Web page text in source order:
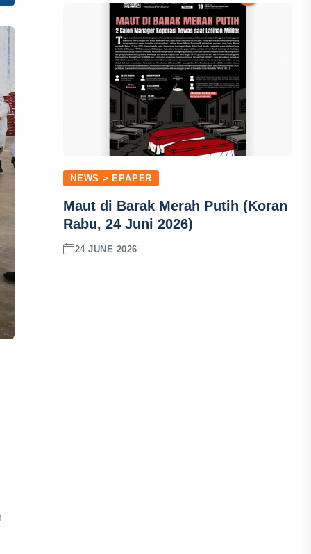
NEWS > EPAPER
Maut di Barak Merah Putih (Koran
Rabu, 24 Juni 2026)
24 JUNE 2026